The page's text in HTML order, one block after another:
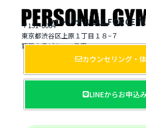
パーソナルジムFORCE
〒151-0064
東京都渋谷区上原１丁目１８−７
第五大貴ビル 502号室
カウンセリング・
LINEからお申込